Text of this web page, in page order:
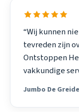
“Wij kunnen
tevreden zijn
Ontstoppen
vakkundige
Jumbo De